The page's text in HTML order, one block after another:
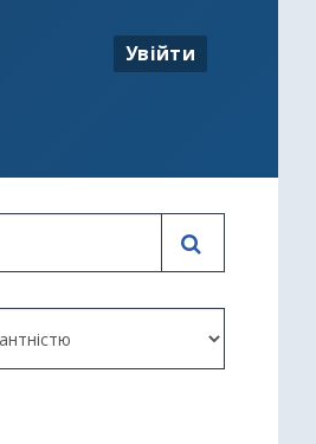
Увійти